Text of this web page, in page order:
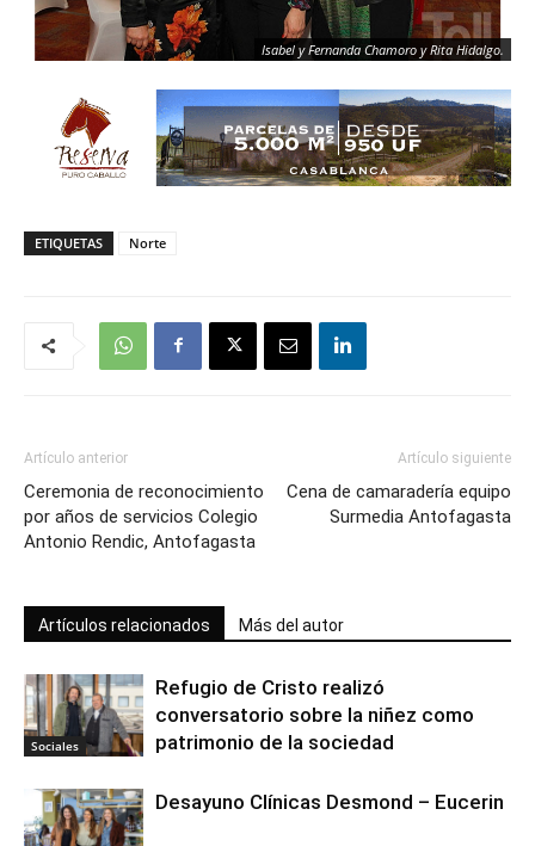
Isabel y Fernanda Chamoro y Rita Hidalgo.
ETIQUETAS Norte
Artículo anterior
Ceremonia de reconocimiento
por años de servicios Colegio
Antonio Rendic, Antofagasta
Artículo siguiente
Cena de camaradería equipo
Surmedia Antofagasta
Artículos relacionados Más del autor
Sociales
Refugio de Cristo realizó
conversatorio sobre la niñez como
patrimonio de la sociedad
Desayuno Clínicas Desmond – Eucerin